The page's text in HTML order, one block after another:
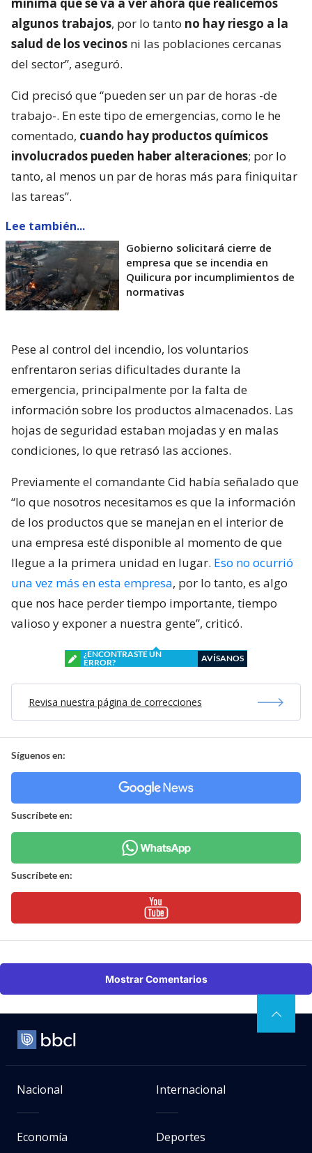
mínima que se va a ver ahora que realicemos
algunos trabajos, por lo tanto no hay riesgo a la
salud de los vecinos ni las poblaciones cercanas
del sector”, aseguró.
Cid precisó que “pueden ser un par de horas -de
trabajo-. En este tipo de emergencias, como le he
comentado, cuando hay productos químicos
involucrados pueden haber alteraciones; por lo
tanto, al menos un par de horas más para finiquitar
las tareas”.
Lee también...
Gobierno solicitará cierre de
empresa que se incendia en
Quilicura por incumplimientos de
normativas
Pese al control del incendio, los voluntarios
enfrentaron serias dificultades durante la
emergencia, principalmente por la falta de
información sobre los productos almacenados. Las
hojas de seguridad estaban mojadas y en malas
condiciones, lo que retrasó las acciones.
Previamente el comandante Cid había señalado que
“lo que nosotros necesitamos es que la información
de los productos que se manejan en el interior de
una empresa esté disponible al momento de que
llegue a la primera unidad en lugar. Eso no ocurrió
una vez más en esta empresa, por lo tanto, es algo
que nos hace perder tiempo importante, tiempo
valioso y exponer a nuestra gente”, criticó.
¿ENCONTRASTE UN
ERROR?
AVÍSANOS
Revisa nuestra página de correcciones
Síguenos en:
Suscríbete en:
Suscríbete en:
Mostrar Comentarios
Nacional Internacional
Economía Deportes